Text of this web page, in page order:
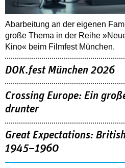
Abarbeitung an der eigenen
große Thema in der Reihe
Kino« beim Filmfest München.
DOK.fest München 2026
Crossing Europe: Ein
drunter
Great Expectations:
1945–1960